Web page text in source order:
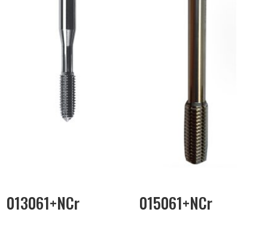
013061+NCr 015061+NCr